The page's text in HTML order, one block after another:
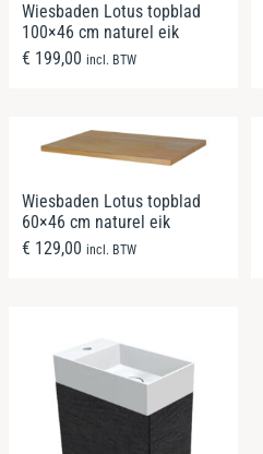
Wiesbaden Lotus topblad
100×46 cm naturel eik
€ 199,00 incl. BTW
Wiesbaden Lotus topblad
60×46 cm naturel eik
€ 129,00 incl. BTW